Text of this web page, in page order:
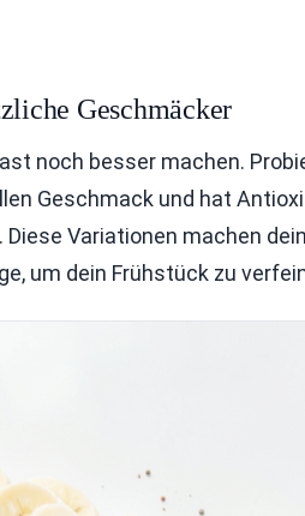
Geschmäcker
noch besser machen.
Geschmack und hat
Variationen machen
um dein Frühstück zu